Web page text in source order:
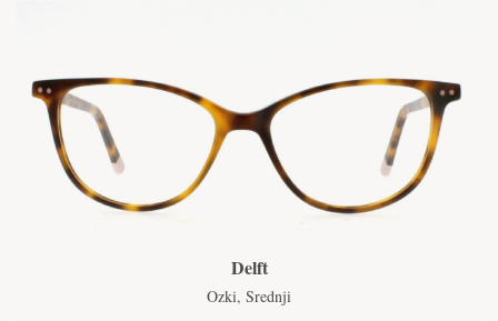
Delft
Ozki, Srednji